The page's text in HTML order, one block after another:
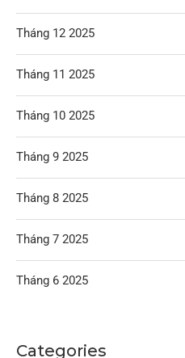
Tháng 12 2025
Tháng 11 2025
Tháng 10 2025
Tháng 9 2025
Tháng 8 2025
Tháng 7 2025
Tháng 6 2025
Categories